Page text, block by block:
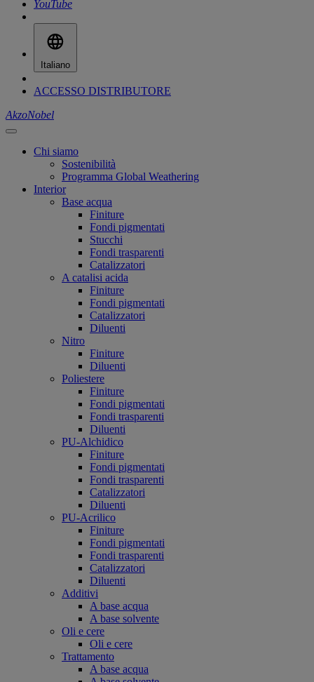
YouTube
Italiano
ACCESSO DISTRIBUTORE
AkzoNobel
Chi siamo
Sostenibilità
Programma Global Weathering
Interior
Base acqua
Finiture
Fondi pigmentati
Stucchi
Fondi trasparenti
Catalizzatori
A catalisi acida
Finiture
Fondi pigmentati
Catalizzatori
Diluenti
Nitro
Finiture
Diluenti
Poliestere
Finiture
Fondi pigmentati
Fondi trasparenti
Diluenti
PU-Alchidico
Finiture
Fondi pigmentati
Fondi trasparenti
Catalizzatori
Diluenti
PU-Acrilico
Finiture
Fondi pigmentati
Fondi trasparenti
Catalizzatori
Diluenti
Additivi
A base acqua
A base solvente
Oli e cere
Oli e cere
Trattamento
A base acqua